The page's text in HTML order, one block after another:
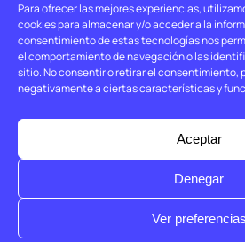
Para ofrecer las mejores experiencias,
cookies para almacenar y/o acceder a la
consentimiento de estas tecnologías nos
el comportamiento de navegación o las
sitio. No consentir o retirar el consentimiento,
negativamente a ciertas características y
Aceptar
Denegar
Ver preferencias
© Holtrop 2026
Aviso legal
Política de
Política de